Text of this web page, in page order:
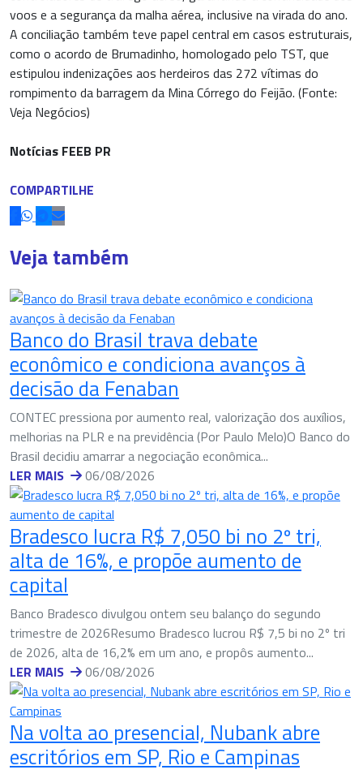
voos e a segurança da malha aérea, inclusive na virada do ano.
A conciliação também teve papel central em casos estruturais,
como o acordo de Brumadinho, homologado pelo TST, que
estipulou indenizações aos herdeiros das 272 vítimas do
rompimento da barragem da Mina Córrego do Feijão. (Fonte:
Veja Negócios)
Notícias FEEB PR
COMPARTILHE
Veja também
Banco do Brasil trava debate
econômico e condiciona avanços à
decisão da Fenaban
CONTEC pressiona por aumento real, valorização dos auxílios,
melhorias na PLR e na previdência (Por Paulo Melo)O Banco do
Brasil decidiu amarrar a negociação econômica...
LER MAIS
06/08/2026
Bradesco lucra R$ 7,050 bi no 2º tri,
alta de 16%, e propõe aumento de
capital
Banco Bradesco divulgou ontem seu balanço do segundo
trimestre de 2026Resumo Bradesco lucrou R$ 7,5 bi no 2º tri
de 2026, alta de 16,2% em um ano, e propôs aumento...
LER MAIS
06/08/2026
Na volta ao presencial, Nubank abre
escritórios em SP, Rio e Campinas